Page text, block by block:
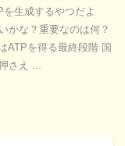
生成するやつだよ
かな？重要なのは何？
ATPを得る最終段階 国
さえ ...